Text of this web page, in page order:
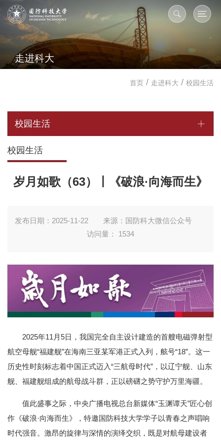
走进科大
首页 / 走进科大 / 校园生活
校园生活
校园生活
岁月如歌（63）丨《破浪·向海而生》
发布日期：2025-11-22
来源：国防科大微信公众号
访问量： 1534
2025年11月5日，我国完全自主设计建造的首艘电磁弹射型
航空母舰“福建舰”在海南三亚某军港正式入列，舷号“18”。这一
历史性时刻标志着中国正式迈入“三航母时代”，以辽宁舰、山东
舰、福建舰组成的航母战斗群，正以磅礴之势守护万里海疆。
值此盛事之际，中央广播电视总台新媒体“玉渊谭天”匠心创
作《破浪·向海而生》，特邀国防科技大学学子以青春之声唱响
时代强音。激昂的旋律与深情的演绎交织，既是对航母建设者